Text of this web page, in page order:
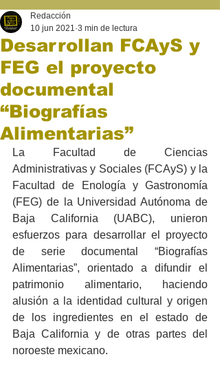
Desarrollan FCAyS y
FEG el proyecto
documental
“Biografías
Alimentarias”
Redacción
10 jun 2021 3 min de lectura
La Facultad de Ciencias
Administrativas y Sociales (FCAyS) y la
Facultad de Enología y Gastronomía
(FEG) de la Universidad Autónoma de
Baja California (UABC), unieron
esfuerzos para desarrollar el proyecto
de serie documental “Biografías
Alimentarias”, orientado a difundir el
patrimonio alimentario, haciendo
alusión a la identidad cultural y origen
de los ingredientes en el estado de
Baja California y de otras partes del
noroeste mexicano.